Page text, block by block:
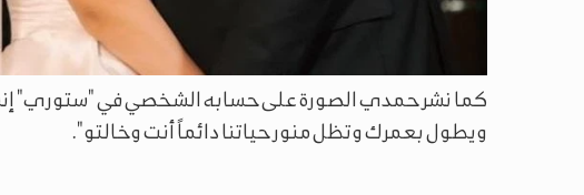
كما نشر حمدي الصورة على حسابه الشخصي في "ستوري"
ويطول بعمرك وتظل منور حياتنا دائماً أنت وخالتو".